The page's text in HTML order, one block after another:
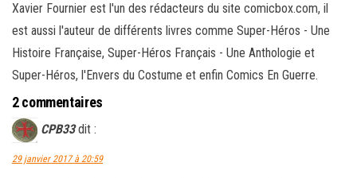
Xavier Fournier est l'un des rédacteurs du site comicbox.com, il
est aussi l'auteur de différents livres comme Super-Héros - Une
Histoire Française, Super-Héros Français - Une Anthologie et
Super-Héros, l'Envers du Costume et enfin Comics En Guerre.
2 commentaires
CPB33 dit :
29 janvier 2017 à 20:59